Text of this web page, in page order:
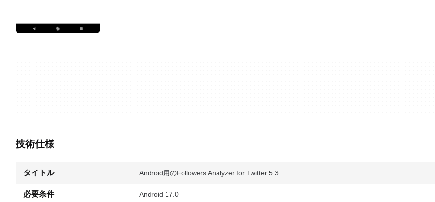
技術仕様
タイトル Android用のFollowers Analyzer for Twitter 5.3
必要条件 Android 17.0